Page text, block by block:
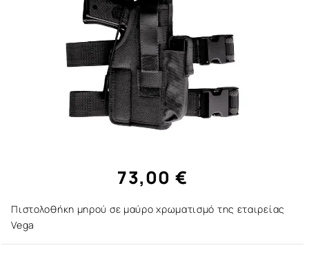
73,00 €
Πιστολοθήκη μηρού σε μαύρο χρωματισμό της εταιρείας
Vega